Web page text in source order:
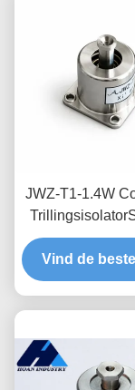
JWZ-T1-1.4W
Schok-
Lichtgewicht
Vind de